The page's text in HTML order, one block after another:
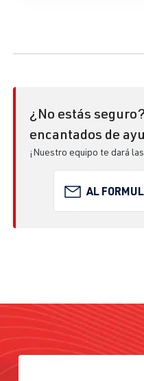
¿No estás
encantados de
¡Nuestro equipo te dará
AL